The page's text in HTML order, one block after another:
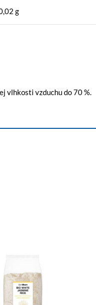
g
vlhkosti vzduchu do 70 %.